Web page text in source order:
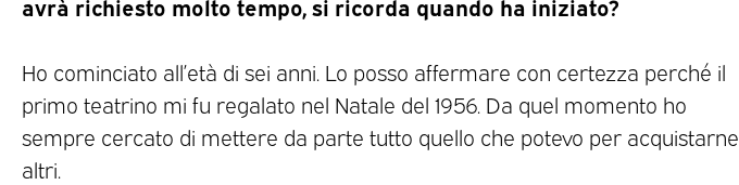
Ho cominciato all’età di sei anni. Lo posso affermare con certezza perché il
primo teatrino mi fu regalato nel Natale del 1956. Da quel momento ho
sempre cercato di mettere da parte tutto quello che potevo per acquistarne
altri.